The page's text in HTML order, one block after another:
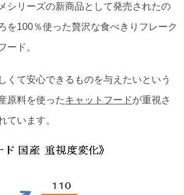
シリーズの新商品として発売されたの
を100％使った贅沢な食べきりフレーク
ード。
くて安心できるものを与えたいという
原料を使ったキャットフードが重視さ
ています。